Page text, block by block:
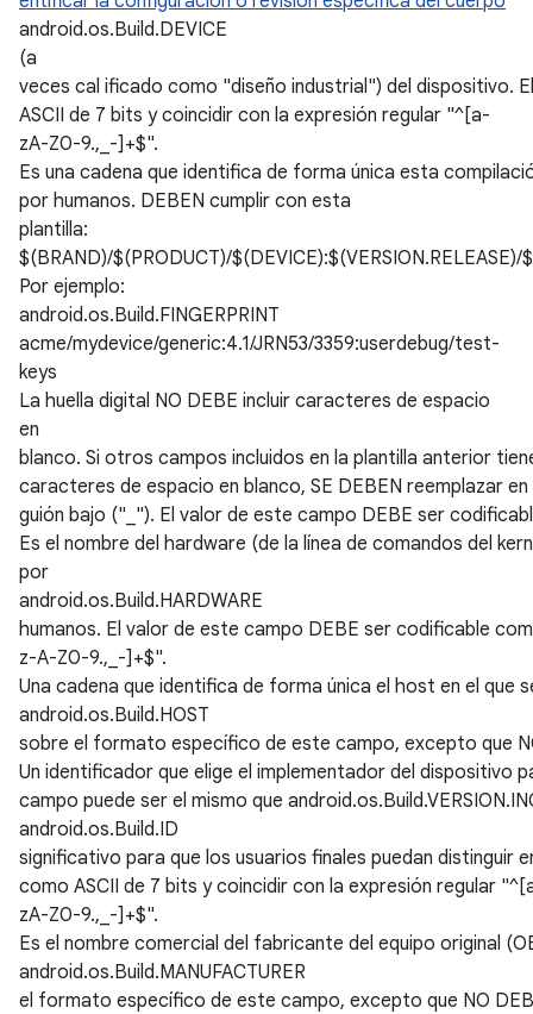
android.os.Build.DEVICE
(a
veces cal ificado como "diseño industrial") del dispositivo.
ASCII de 7 bits y coincidir con la expresión regular "^[a-
zA-Z0-9.,_-]+$".
Es una cadena que identifica de forma única esta
por humanos. DEBEN cumplir con esta
plantilla:
$(BRAND)/$(PRODUCT)/
Por ejemplo:
android.os.Build.FINGERPRINT
acme/mydevice/generic:4.1/JRN53/3359:userdebug/test-
keys
La huella digital NO DEBE incluir caracteres de espacio
en
blanco. Si otros campos incluidos en la plantilla anterior
caracteres de espacio en blanco, SE DEBEN reemplazar
guión bajo ("_"). El valor de este campo DEBE ser
Es el nombre del hardware (de la línea de comandos del
por
android.os.Build.HARDWARE
humanos. El valor de este campo DEBE ser codificable
z-A-Z0-9.,_-]+$".
Una cadena que identifica de forma única el host en el
android.os.Build.HOST
sobre el formato específico de este campo, excepto que
Un identificador que elige el implementador del dispositivo
campo puede ser el mismo que
android.os.Build.ID
significativo para que los usuarios finales puedan
como ASCII de 7 bits y coincidir con la expresión regular
zA-Z0-9.,_-]+$".
Es el nombre comercial del fabricante del equipo original
android.os.Build.MANUFACTURER
el formato específico de este campo, excepto que NO